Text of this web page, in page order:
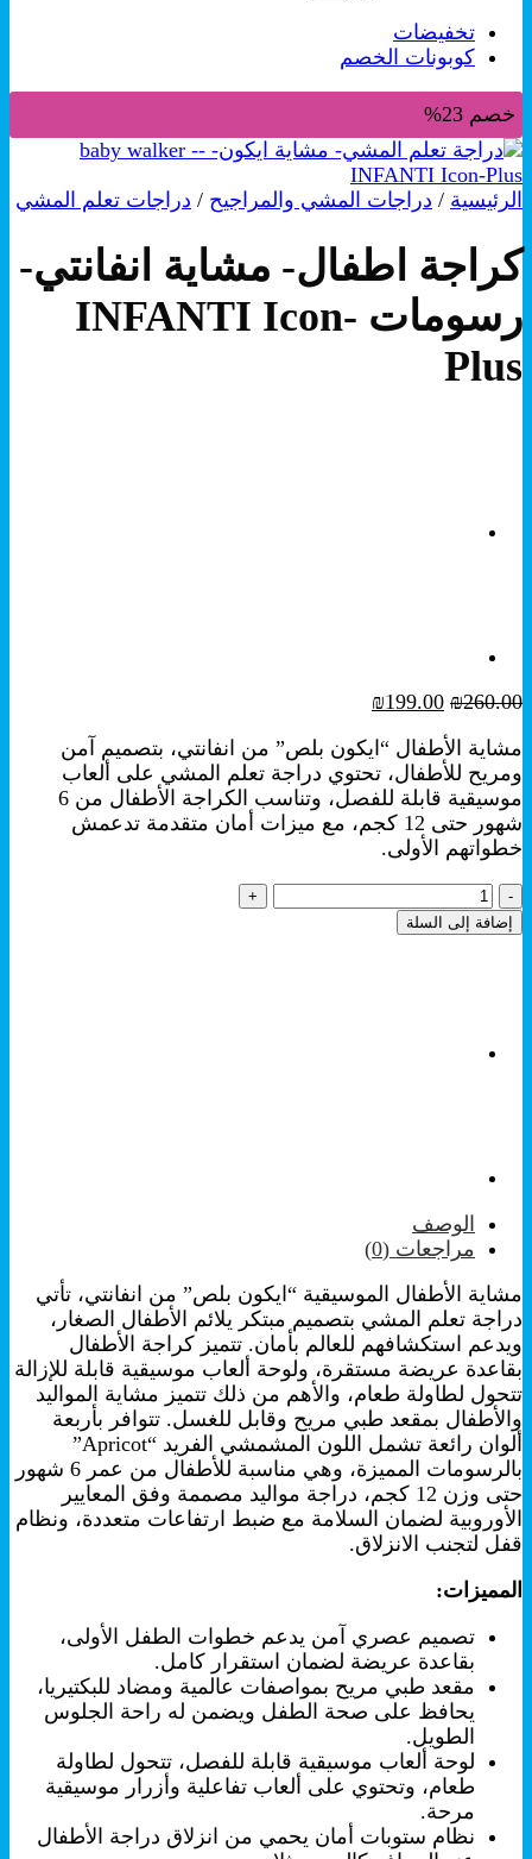
تخفيضات
كوبونات الخصم
خصم 23%
الرئيسية / دراجات المشي والمراجيح / دراجات تعلم المشي
كراجة اطفال- مشاية انفانتي-
رسومات INFANTI Icon-
Plus
₪260.00
السعر
هو:
₪260.00.
₪199.00
هو:
₪199.00.
مشاية الأطفال “ايكون بلص” من انفانتي، بتصميم آمن
ومريح للأطفال، تحتوي دراجة تعلم المشي على ألعاب
موسيقية قابلة للفصل، وتناسب الكراجة الأطفال من 6
شهور حتى 12 كجم، مع ميزات أمان متقدمة تدعمش
خطواتهم الأولى.
كمية
كراجة
اطفال-
إضافة إلى السلة
الوصف
مراجعات (0)
مشاية الأطفال الموسيقية “ايكون بلص” من انفانتي، تأتي
دراجة تعلم المشي بتصميم مبتكر يلائم الأطفال الصغار،
ويدعم استكشافهم للعالم بأمان. تتميز كراجة الأطفال
بقاعدة عريضة مستقرة، ولوحة ألعاب موسيقية قابلة للإزالة
تتحول لطاولة طعام، والأهم من ذلك تتميز مشاية المواليد
والأطفال بمقعد طبي مريح وقابل للغسل. تتوافر بأربعة
ألوان رائعة تشمل اللون المشمشي الفريد “Apricot”
بالرسومات المميزة، وهي مناسبة للأطفال من عمر 6 شهور
حتى وزن 12 كجم، دراجة مواليد مصممة وفق المعايير
الأوروبية لضمان السلامة مع ضبط ارتفاعات متعددة، ونظام
قفل لتجنب الانزلاق.
المميزات:
تصميم عصري آمن يدعم خطوات الطفل الأولى،
بقاعدة عريضة لضمان استقرار كامل.
مقعد طبي مريح بمواصفات عالمية ومضاد للبكتيريا،
يحافظ على صحة الطفل ويضمن له راحة الجلوس
الطويل.
لوحة ألعاب موسيقية قابلة للفصل، تتحول لطاولة
طعام، وتحتوي على ألعاب تفاعلية وأزرار موسيقية
مرحة.
نظام ستوبات أمان يحمي من انزلاق دراجة الأطفال